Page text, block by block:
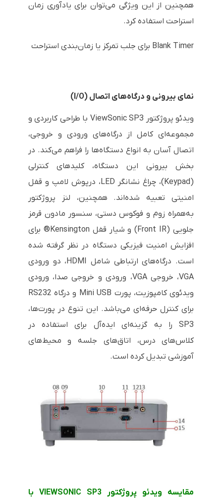
همچنین از این ویژگی می‌توان برای یادآوری زمان
استراحت استفاده کرد.
Blank Timer برای جلب تمرکز یا زمان‌بندی استراحت
نمای بیرونی و درگاه‌های اتصال (I/O)
ویدئو پروژکتور ViewSonic SP3 با طراحی کاربردی و
مجموعه‌ای کامل از درگاه‌های ورودی و خروجی،
اتصال آسان به انواع دستگاه‌ها را فراهم می‌کند. در
بخش بیرونی این دستگاه، کلیدهای کنترلی
(Keypad)، چراغ نشانگر LED، درپوش لامپ و قفل
امنیتی تعبیه شده‌اند. همچنین، لنز پروژکتور
به‌همراه زوم و فوکوس دستی، سنسور مادون قرمز
جلویی (Front IR) و شیار قفل Kensington® برای
افزایش امنیت فیزیکی دستگاه در نظر گرفته شده
است. درگاه‌های ارتباطی شامل HDMI، دو ورودی
VGA، خروجی VGA، ورودی و خروجی صدا، ورودی
ویدئوی کامپوزیت، پورت Mini USB و درگاه RS232
برای کنترل حرفه‌ای می‌باشد. این تنوع در پورت‌ها،
SP3 را به گزینه‌ای ایده‌آل برای استفاده در
کلاس‌های درس، اتاق‌های جلسه و محیط‌های
آموزشی تبدیل کرده است.
مقایسه ویدئو پروژکتور VIEWSONIC SP3 با